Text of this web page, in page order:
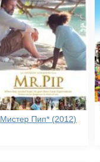
Мистер Пип* (2012)